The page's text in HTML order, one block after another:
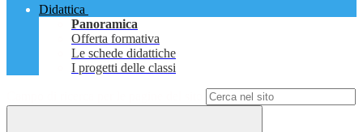
Didattica
Panoramica
Offerta formativa
Le schede didattiche
I progetti delle classi